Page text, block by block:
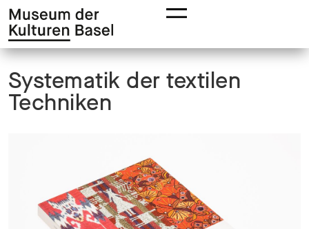
Zur
Hauptnavigation
springen
Zum
Hauptinhalt
springen
Systematik der textilen
Techniken